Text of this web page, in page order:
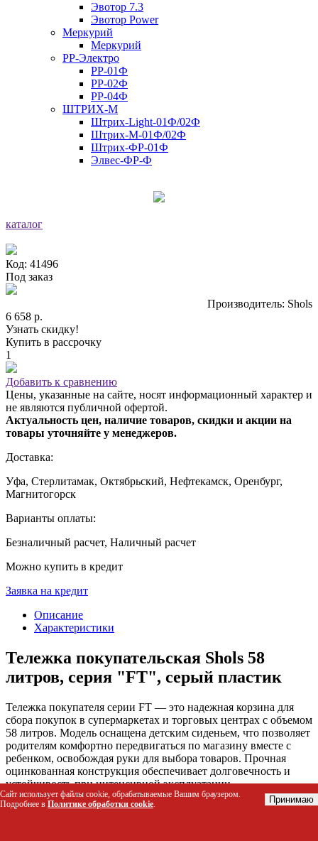
Эвотор 7.3
Эвотор Power
Меркурий
Меркурий
РР-Электро
РР-01Ф
РР-02Ф
РР-04Ф
ШТРИХ-М
Штрих-Light-01Ф/02Ф
Штрих-М-01Ф/02Ф
Штрих-ФР-01Ф
Элвес-ФР-Ф
каталог
Код: 41496
Под заказ
Производитель: Shols
6 658 р.
Узнать скидку!
Купить в рассрочку
1
Добавить к сравнению
Цены, указанные на сайте, носят информационный характер и
не являются публичной офертой.
Актуальность цен, наличие товаров, скидки и акции на
товары уточняйте у менеджеров.
Доставка:
Уфа, Стерлитамак, Октябрьский, Нефтекамск, Оренбург,
Магнитогорск
Варианты оплаты:
Безналичный расчет, Наличный расчет
Можно купить в кредит
Заявка на кредит
Описание
Характеристики
Тележка покупательская Shols 58
литров, серия "FT", серый пластик
Тележка покупателя серии FT — это надежная корзина для
сбора покупок в супермаркетах и торговых центрах с объемом
58 литров. Модель оснащена детским сиденьем, что позволяет
родителям комфортно передвигаться по магазину вместе с
ребенком, освобождая руки для выбора товаров. Прочная
оцинкованная конструкция обеспечивает долговечность и
устойчивость при интенсивной эксплуатации.
Кому подойдет этот товар
Сайт использует файлы cookie, обрабатываемые Вашим браузером.
Подробнее в Политике обработки cookie. Принимаю